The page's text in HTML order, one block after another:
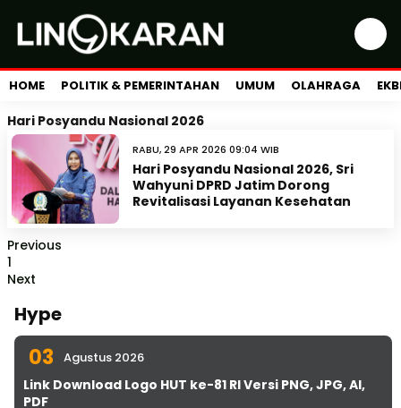
HOME POLITIK & PEMERINTAHAN UMUM OLAHRAGA
Hari Posyandu Nasional 2026
RABU, 29 APR 2026 09:04 WIB
Hari Posyandu Nasional 2026, Sri
Wahyuni DPRD Jatim Dorong
Revitalisasi Layanan Kesehatan
Previous
1
Next
Hype
03 Agustus 2026
Link Download Logo HUT ke-81 RI Versi PNG, JPG, AI,
PDF